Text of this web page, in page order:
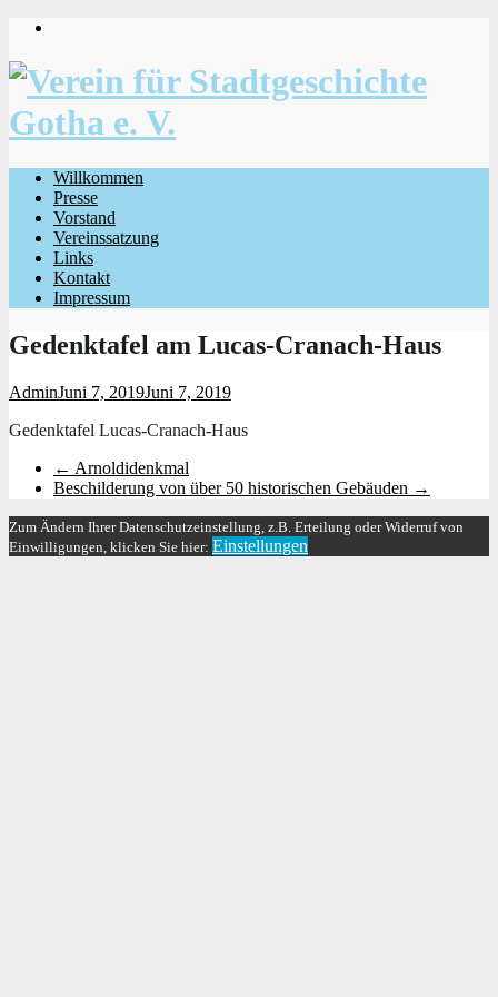
Willkommen
Presse
Vorstand
Vereinssatzung
Links
Kontakt
Impressum
Gedenktafel am Lucas-Cranach-Haus
AdminJuni 7, 2019Juni 7, 2019
Gedenktafel Lucas-Cranach-Haus
← Arnoldidenkmal
Beschilderung von über 50 historischen Gebäuden →
Zum Ändern Ihrer Datenschutzeinstellung, z.B. Erteilung oder Widerruf von
Einwilligungen, klicken Sie hier: Einstellungen